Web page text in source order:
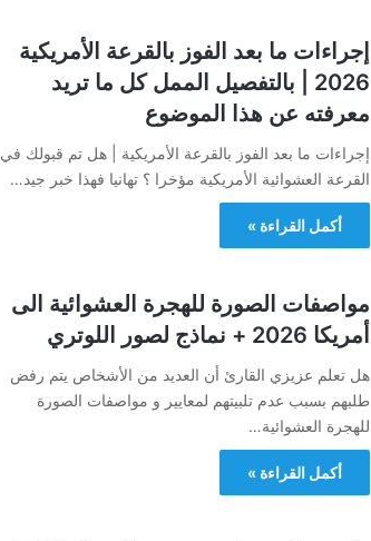
إجراءات ما بعد الفوز بالقرعة الأمريكية
2026 | بالتفصيل الممل كل ما تريد
معرفته عن هذا الموضوع
إجراءات ما بعد الفوز بالقرعة الأمريكية | هل تم قبولك في
القرعة العشوائية الأمريكية مؤخرا ؟ تهانيا فهذا خبر جيد…
أكمل القراءة »
مواصفات الصورة للهجرة العشوائية الى
أمريكا 2026 + نماذج لصور اللوتري
هل تعلم عزيزي القارئ أن العديد من الأشخاص يتم رفض
طلبهم بسبب عدم تلبيتهم لمعايير و مواصفات الصورة
للهجرة العشوائية…
أكمل القراءة »